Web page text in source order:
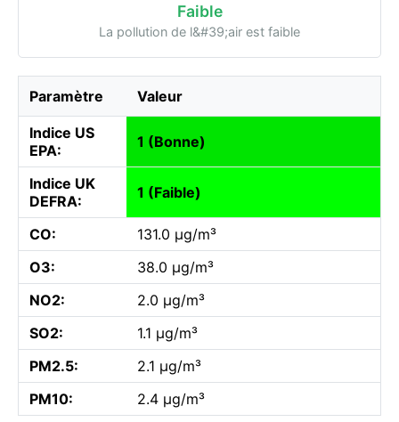
Faible
La pollution de l&#39;air est faible
Paramètre Valeur
Indice US
EPA:
1 (Bonne)
Indice UK
DEFRA:
1 (Faible)
CO:
131.0 µg/m³
O3:
38.0 µg/m³
NO2:
2.0 µg/m³
SO2:
1.1 µg/m³
PM2.5:
2.1 µg/m³
PM10:
2.4 µg/m³